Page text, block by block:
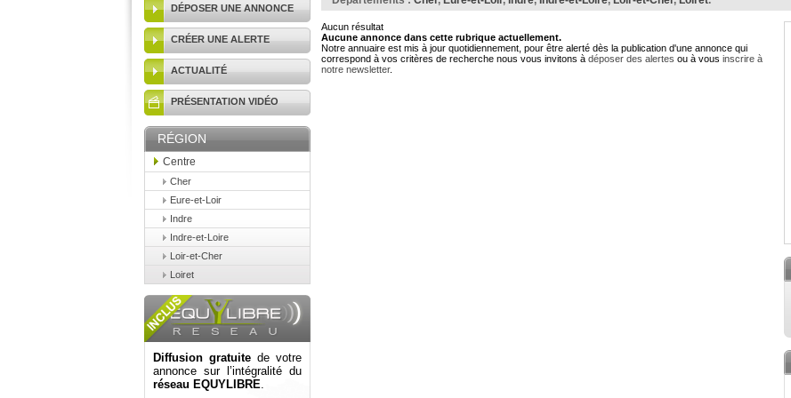
DÉPOSER UNE ANNONCE
CRÉER UNE ALERTE
ACTUALITÉ
PRÉSENTATION VIDÉO
RÉGION
Centre
Cher
Eure-et-Loir
Indre
Indre-et-Loire
Loir-et-Cher
Loiret
Diffusion gratuite de votre
annonce sur l’intégralité du
réseau EQUYLIBRE.
Aucun résultat
Aucune annonce dans cette rubrique actuellement.
Notre annuaire est mis à jour quotidiennement, pour être alerté dès la publication d'une annonce qui
correspond à vos critères de recherche nous vous invitons à déposer des alertes ou à vous inscrire à
notre newsletter.